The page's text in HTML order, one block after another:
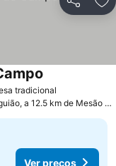
Partilhar
tradicional
Santa Marta de Penaguião, a 12.5 km de Mesão Frio
Ver preços